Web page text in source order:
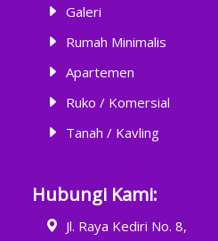
Galeri
Rumah Minimalis
Apartemen
Ruko / Komersial
Tanah / Kavling
Hubungi Kami:
Jl. Raya Kediri No. 8,